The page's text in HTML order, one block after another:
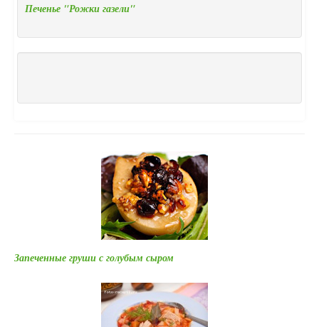
Печенье "Рожки газели"
Запеченные груши с голубым сыром